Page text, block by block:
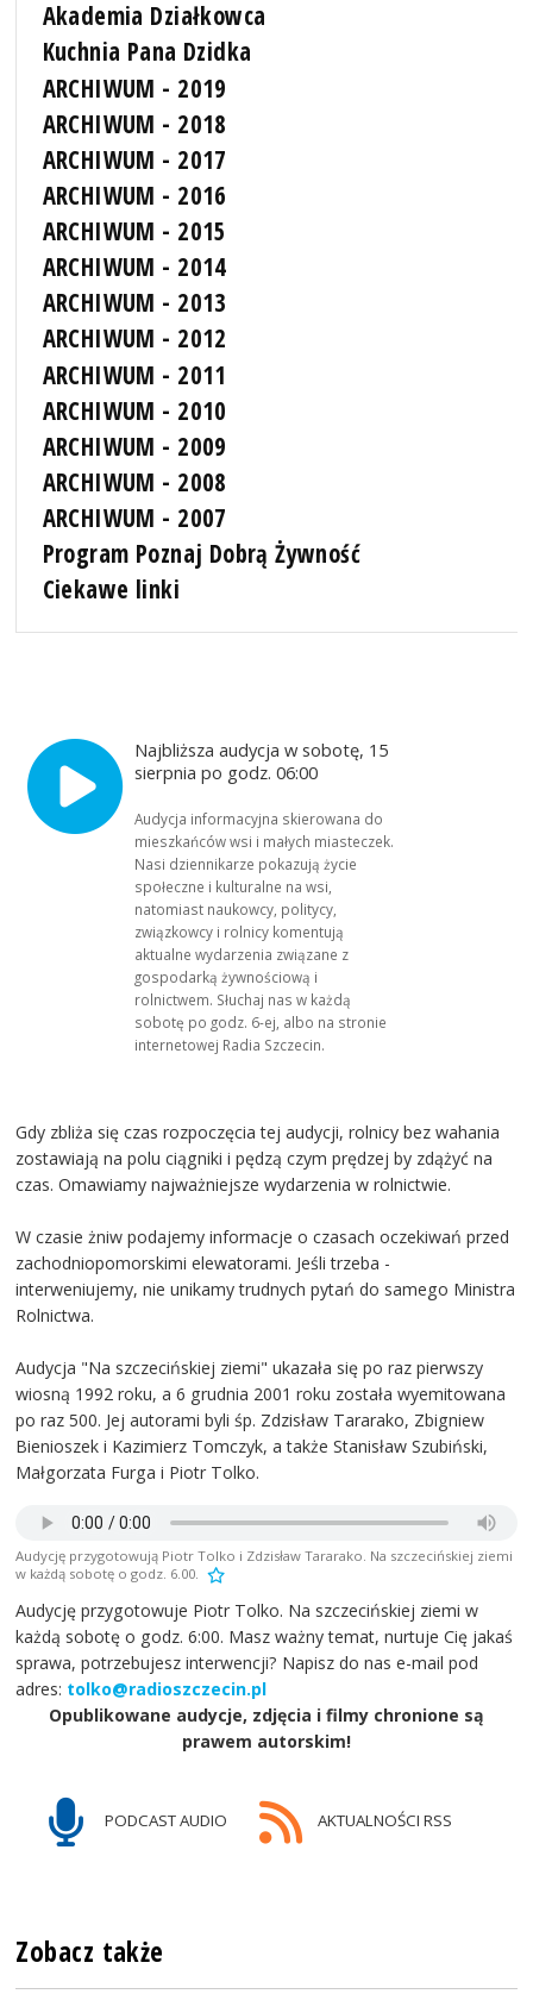
Akademia Działkowca
Kuchnia Pana Dzidka
ARCHIWUM - 2019
ARCHIWUM - 2018
ARCHIWUM - 2017
ARCHIWUM - 2016
ARCHIWUM - 2015
ARCHIWUM - 2014
ARCHIWUM - 2013
ARCHIWUM - 2012
ARCHIWUM - 2011
ARCHIWUM - 2010
ARCHIWUM - 2009
ARCHIWUM - 2008
ARCHIWUM - 2007
Program Poznaj Dobrą Żywność
Ciekawe linki
Najbliższa audycja w sobotę, 15
sierpnia po godz. 06:00
Audycja informacyjna skierowana do
mieszkańców wsi i małych miasteczek.
Nasi dziennikarze pokazują życie
społeczne i kulturalne na wsi,
natomiast naukowcy, politycy,
związkowcy i rolnicy komentują
aktualne wydarzenia związane z
gospodarką żywnościową i
rolnictwem. Słuchaj nas w każdą
sobotę po godz. 6-ej, albo na stronie
internetowej Radia Szczecin.
Gdy zbliża się czas rozpoczęcia tej audycji, rolnicy bez wahania
zostawiają na polu ciągniki i pędzą czym prędzej by zdążyć na
czas. Omawiamy najważniejsze wydarzenia w rolnictwie.
W czasie żniw podajemy informacje o czasach oczekiwań przed
zachodniopomorskimi elewatorami. Jeśli trzeba -
interweniujemy, nie unikamy trudnych pytań do samego Ministra
Rolnictwa.
Audycja "Na szczecińskiej ziemi" ukazała się po raz pierwszy
wiosną 1992 roku, a 6 grudnia 2001 roku została wyemitowana
po raz 500. Jej autorami byli śp. Zdzisław Tararako, Zbigniew
Bienioszek i Kazimierz Tomczyk, a także Stanisław Szubiński,
Małgorzata Furga i Piotr Tolko.
Audycję przygotowują Piotr Tolko i Zdzisław Tararako. Na szczecińskiej ziemi
w każdą sobotę o godz. 6.00.
Audycję przygotowuje Piotr Tolko. Na szczecińskiej ziemi w
każdą sobotę o godz. 6:00. Masz ważny temat, nurtuje Cię jakaś
sprawa, potrzebujesz interwencji? Napisz do nas e-mail pod
adres: tolko@radioszczecin.pl
Opublikowane audycje, zdjęcia i filmy chronione są
prawem autorskim!
PODCAST AUDIO AKTUALNOŚCI RSS
Zobacz także